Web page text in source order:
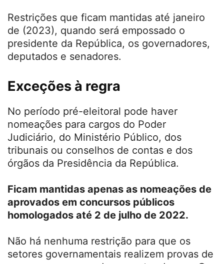
Restrições que ficam mantidas até janeiro
de (2023), quando será empossado o
presidente da República, os governadores,
deputados e senadores.
Exceções à regra
No período pré-eleitoral pode haver
nomeações para cargos do Poder
Judiciário, do Ministério Público, dos
tribunais ou conselhos de contas e dos
órgãos da Presidência da República.
Ficam mantidas apenas as nomeações de
aprovados em concursos públicos
homologados até 2 de julho de 2022.
Não há nenhuma restrição para que os
setores governamentais realizem provas de